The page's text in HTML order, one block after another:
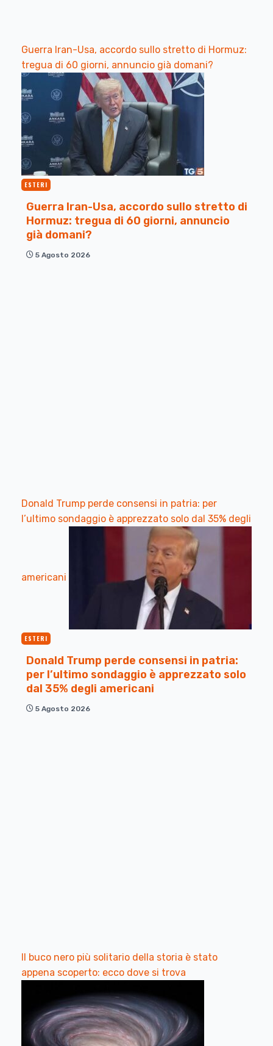
Guerra Iran-Usa, accordo sullo stretto di Hormuz:
tregua di 60 giorni, annuncio già domani?
ESTERI
Guerra Iran-Usa, accordo sullo stretto di
Hormuz: tregua di 60 giorni, annuncio
già domani?
5 Agosto 2026
Donald Trump perde consensi in patria: per
l’ultimo sondaggio è apprezzato solo dal 35% degli
americani
ESTERI
Donald Trump perde consensi in patria:
per l’ultimo sondaggio è apprezzato solo
dal 35% degli americani
5 Agosto 2026
Il buco nero più solitario della storia è stato
appena scoperto: ecco dove si trova